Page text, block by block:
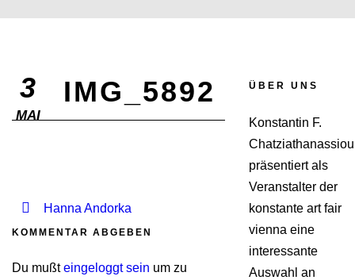
3
MAI
IMG_5892
Hanna Andorka
KOMMENTAR ABGEBEN
Du mußteingeloggt sein um zu
ÜBER UNS
Konstantin F.
Chatziathanassiou
präsentiert als
Veranstalter der
konstante art fair
vienna eine
interessante
Auswahl an